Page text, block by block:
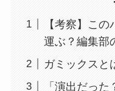
【考察】こ
運ぶ？編集部
ガミックスと
「演出だっ